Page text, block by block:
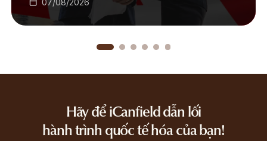
07/08/2026
Hãy để iCanfield dẫn lối
hành trình quốc tế hóa của bạn!